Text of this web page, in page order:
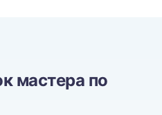
мастера по